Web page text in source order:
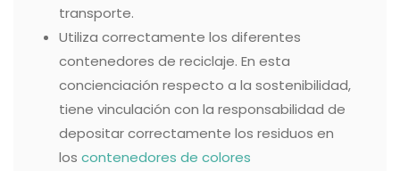
transporte.
Utiliza correctamente los diferentes
contenedores de reciclaje. En esta
concienciación respecto a la sostenibilidad,
tiene vinculación con la responsabilidad de
depositar correctamente los residuos en
los contenedores de colores